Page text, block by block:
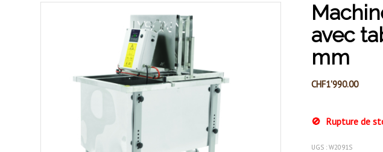
avec
mm
CHF1'990.00
Rupture de
UGS :W2091S